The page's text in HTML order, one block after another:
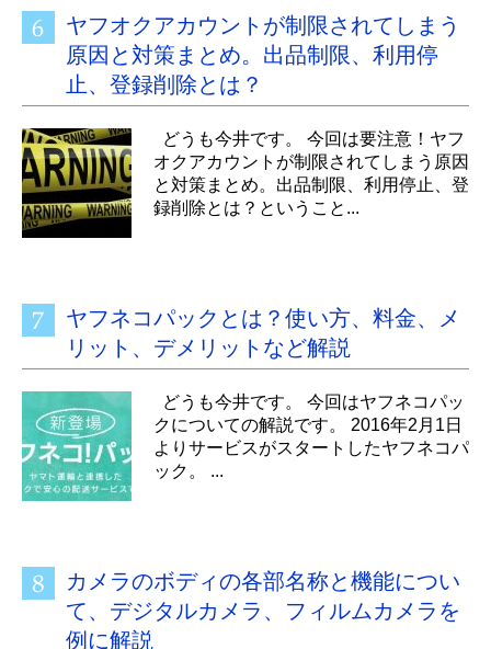
ヤフオクアカウントが制限されてしまう
原因と対策まとめ。出品制限、利用停
止、登録削除とは？
どうも今井です。 今回は要注意！ヤフ
オクアカウントが制限されてしまう原因
と対策まとめ。出品制限、利用停止、登
録削除とは？ということ...
ヤフネコパックとは？使い方、料金、メ
リット、デメリットなど解説
どうも今井です。 今回はヤフネコパッ
クについての解説です。 2016年2月1日
よりサービスがスタートしたヤフネコパ
ック。 ...
カメラのボディの各部名称と機能につい
て、デジタルカメラ、フィルムカメラを
例に解説